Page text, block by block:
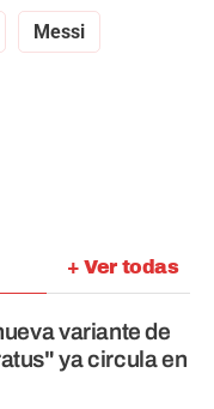
Messi
+ Ver todas
variante de
ya circula en